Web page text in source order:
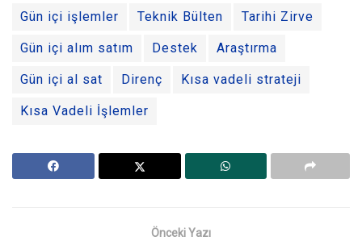
Gün içi işlemler Teknik Bülten Tarihi Zirve
Gün içi alım satım Destek Araştırma
Gün içi al sat Direnç Kısa vadeli strateji
Kısa Vadeli İşlemler
Önceki Yazı